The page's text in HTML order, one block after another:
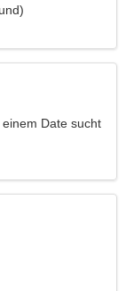
Date sucht